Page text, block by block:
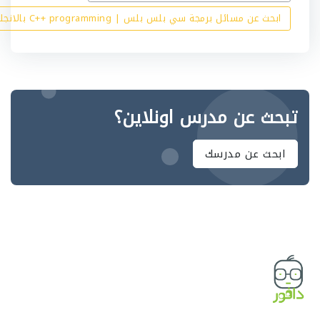
ابحث عن مسائل برمجة سي بلس بلس | C++ programming بالانجليزي
تبحث عن مدرس اونلاين؟
ابحث عن مدرسك